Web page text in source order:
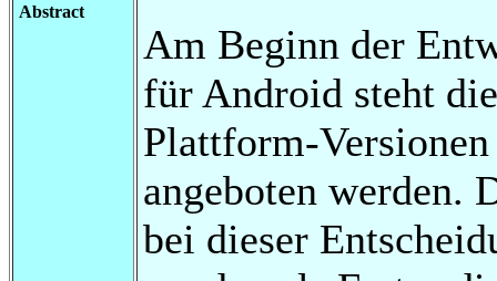
Abstract
Am Beginn der
für Android steht
Plattform-
angeboten werden.
bei dieser